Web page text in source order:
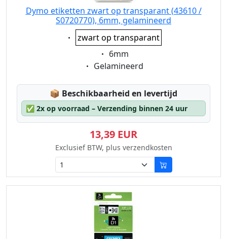
Dymo etiketten zwart op transparant (43610 /
S0720770), 6mm, gelamineerd
Eigenschaft:
zwart op transparant
Eigenschaft:
6mm
Eigenschaft:
Gelamineerd
📦 Lagerstatus:
Beschikbaarheid en levertijd
✅ 2x op voorraad – Verzending binnen 24 uur
13,39 EUR
Exclusief BTW, plus verzendkosten